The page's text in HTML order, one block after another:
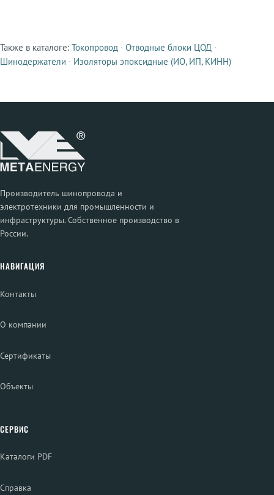
Смежные продукты
Также в каталоге: Токопровод · Отводные блоки ЦОД ·
Шинодержатели · Изоляторы эпоксидные (ИО, ИП, КИНН)
Производитель шинопровода и
электротехники для промышленности и
инфраструктуры. Собственное производство в
России.
НАВИГАЦИЯ
Контакты
О компании
Сертификаты
Объекты
СЕРВИС
Каталоги PDF
Справка